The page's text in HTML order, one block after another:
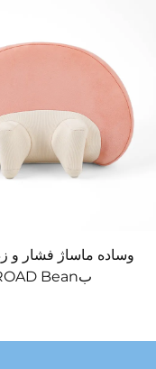
وساده ماساژ فشار و
بROAD Bean